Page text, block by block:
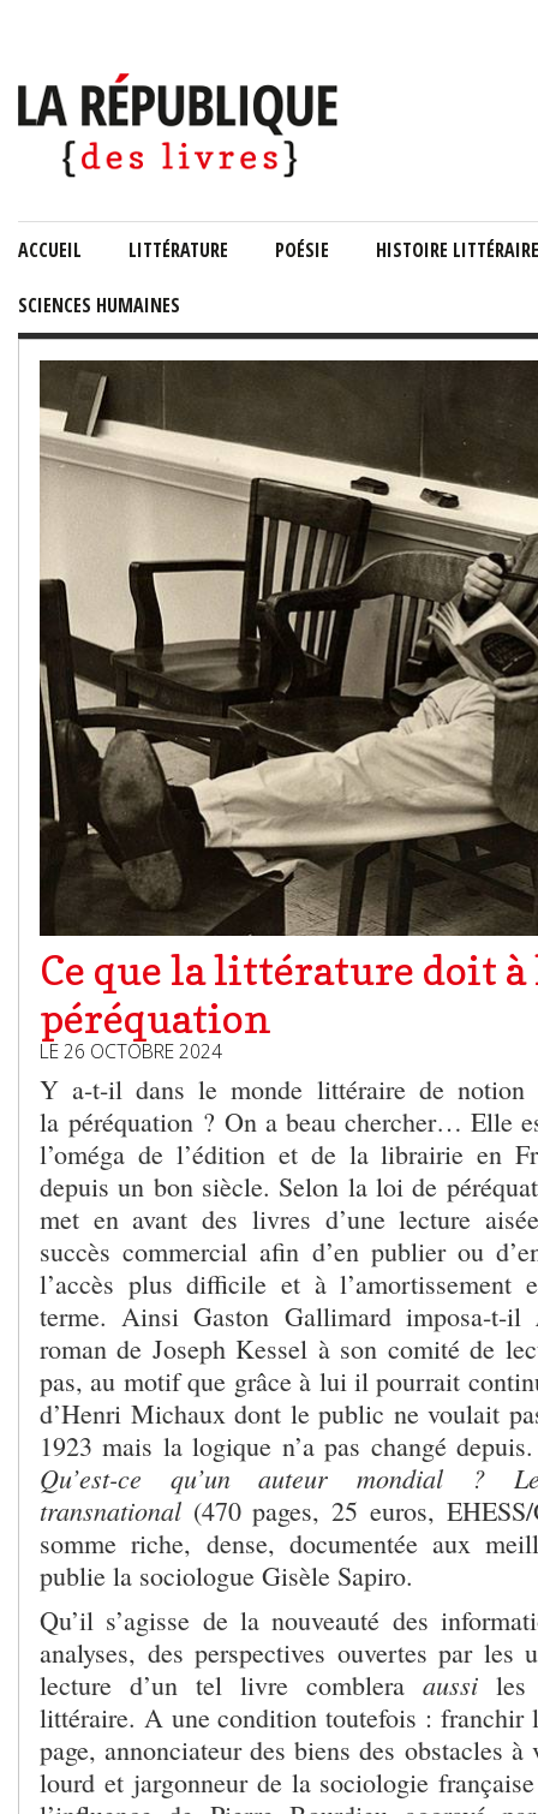
ACCUEIL LITTÉRATURE POÉSIE HISTOIRE LITTÉRAIRE
SCIENCES HUMAINES
Ce que la littérature doit à
péréquation
LE 26 OCTOBRE 2024
Y a-t-il dans le monde littéraire de notion
la péréquation ? On a beau chercher… Elle
l’oméga de l’édition et de la librairie en
depuis un bon siècle. Selon la loi de
met en avant des livres d’une lecture
succès commercial afin d’en publier ou
l’accès plus difficile et à l’amortissement
terme. Ainsi Gaston Gallimard imposa-t-il
roman de Joseph Kessel à son comité de
pas, au motif que grâce à lui il pourrait
d’Henri Michaux dont le public ne voulait
1923 mais la logique n’a pas changé
Qu’est-ce qu’un auteur mondial ?
transnational (470 pages, 25 euros,
somme riche, dense, documentée aux
publie la sociologue Gisèle Sapiro.
Qu’il s’agisse de la nouveauté des
analyses, des perspectives ouvertes par les
lecture d’un tel livre comblera aussi les
littéraire. A une condition toutefois : franchir
page, annonciateur des biens des obstacles
lourd et jargonneur de la sociologie